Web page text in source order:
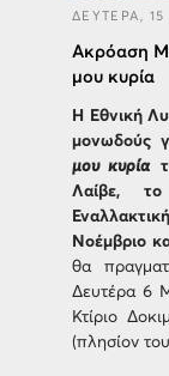
ΔΕΥΤΕΡΑ, 15
Ακρόαση
μου κυρία
Η Εθνική
μονωδούς
μου κυρία
Λαίβε,
Νοέμβριο
θα
Δευτέρα 6
Κτίριο
(πλησίον